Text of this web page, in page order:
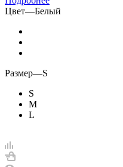
Цвет—Белый
Размер—S
S
M
L